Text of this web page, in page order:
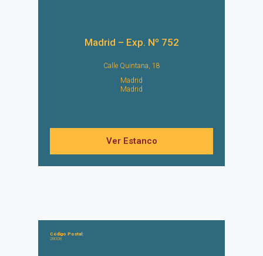
Madrid – Exp. Nº 752
Calle Quintana, 18
Madrid
Madrid
Ver Estanco
Código Postal:
28008